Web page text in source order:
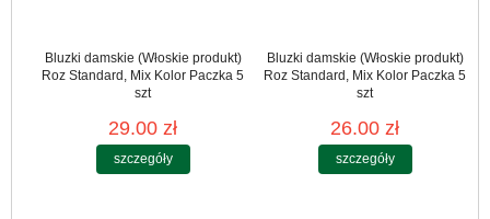
Bluzki damskie (Włoskie produkt)
Roz Standard, Mix Kolor Paczka 5
szt
29.00 zł
szczegóły
Bluzki damskie (Włoskie produkt)
Roz Standard, Mix Kolor Paczka 5
szt
26.00 zł
szczegóły